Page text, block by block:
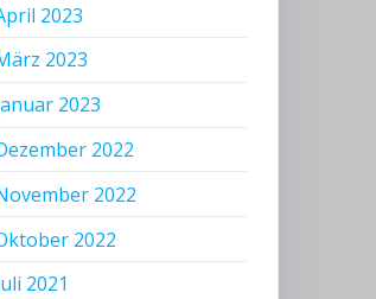
2023
2023
2023
2022
2022
2022
2021